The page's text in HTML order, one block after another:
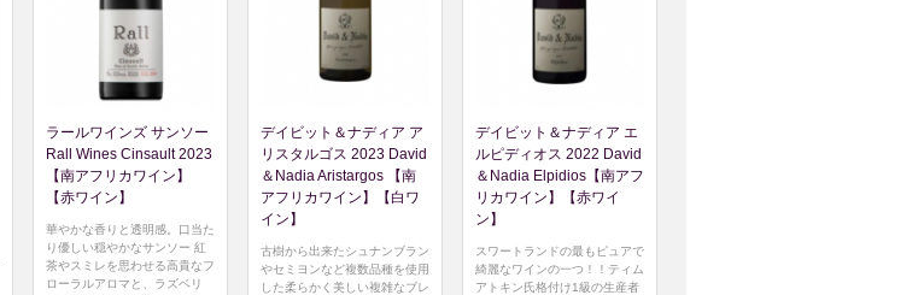
ラールワインズ サンソー
Rall Wines Cinsault 2023
【南アフリカワイン】
【赤ワイン】
華やかな香りと透明感。口当た
り優しい穏やかなサンソー 紅
茶やスミレを思わせる高貴なフ
ローラルアロマと、ラズベリ
デイビット＆ナディア ア
リスタルゴス 2023 David
＆Nadia Aristargos 【南
アフリカワイン】【白ワ
イン】
古樹から出来たシュナンブラン
やセミヨンなど複数品種を使用
した柔らかく美しい複雑なブレ
デイビット＆ナディア エ
ルピディオス 2022 David
＆Nadia Elpidios【南アフ
リカワイン】【赤ワイ
ン】
スワートランドの最もピュアで
綺麗なワインの一つ！！ティム
アトキン氏格付け1級の生産者